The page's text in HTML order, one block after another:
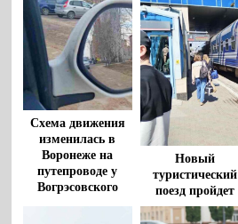
Схема движения
изменилась в
Воронеже на
путепроводе у
Вогрэсовского
Новый
туристический
поезд пройдет
через Воронеж